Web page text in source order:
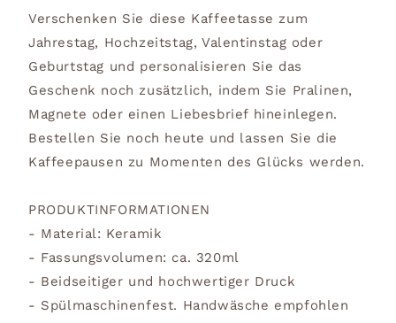
Verschenken Sie diese Kaffeetasse zum
Jahrestag, Hochzeitstag, Valentinstag oder
Geburtstag und personalisieren Sie das
Geschenk noch zusätzlich, indem Sie Pralinen,
Magnete oder einen Liebesbrief hineinlegen.
Bestellen Sie noch heute und lassen Sie die
Kaffeepausen zu Momenten des Glücks werden.
PRODUKTINFORMATIONEN
- Material: Keramik
- Fassungsvolumen: ca. 320ml
- Beidseitiger und hochwertiger Druck
- Spülmaschinenfest. Handwäsche empfohlen